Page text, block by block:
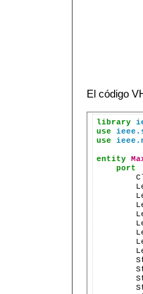
El código
library
use
use
entity
port